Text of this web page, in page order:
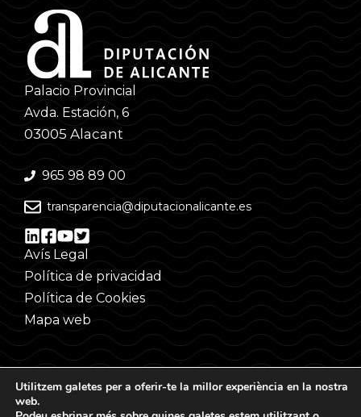
Palacio Provincial
Avda. Estación, 6
03005 Alacant
965 98 89 00
transparencia@diputacionalicante.es
Avís Legal
Política de privacidad
Política de Cookies
Mapa web
Utilitzem galetes per a oferir-te la millor experiència en la nostra
web.